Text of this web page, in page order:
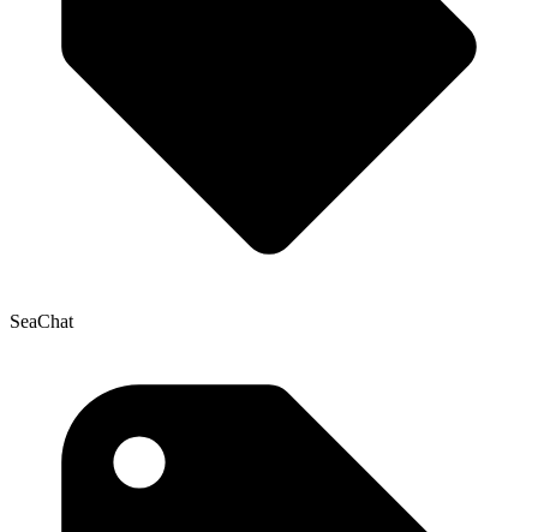
SeaChat